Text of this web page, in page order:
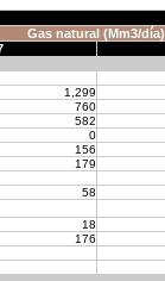
Gas natural (Mm3/día)
1,299
760
582
0
156
179
58
18
176